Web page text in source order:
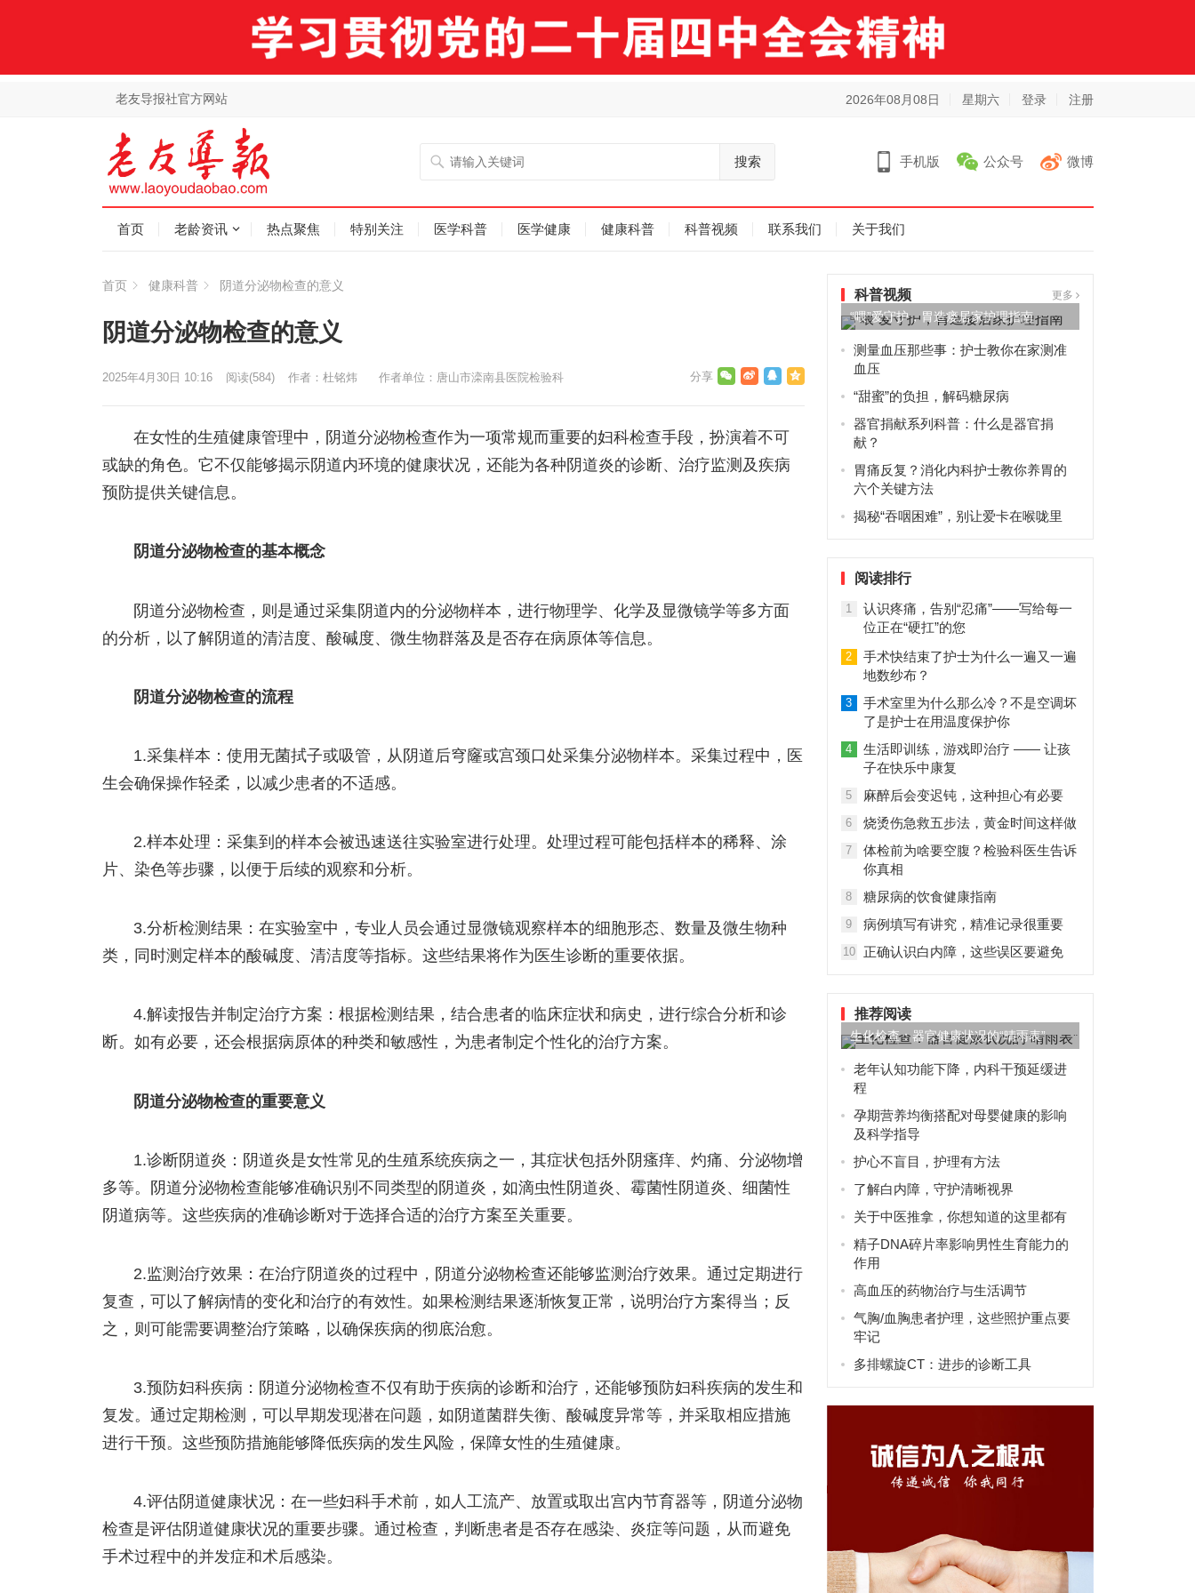
老友导报社官方网站 2026年08月08日 星期六 登录 注册
搜索 手机版 公众号 微博
首页 老龄资讯 热点聚焦 特别关注 医学科普 医学健康 健康科普 科普视频 联系我们 关于我们
首页 健康科普 阴道分泌物检查的意义
阴道分泌物检查的意义
作者：杜铭炜 作者单位：唐山市滦南县医院检验科
2025年4月30日 10:16 阅读(584)
在女性的生殖健康管理中，阴道分泌物检查作为一项常规而重要的妇科检查手段，扮演着不可
或缺的角色。它不仅能够揭示阴道内环境的健康状况，还能为各种阴道炎的诊断、治疗监测及疾病
预防提供关键信息。
阴道分泌物检查的基本概念
阴道分泌物检查，则是通过采集阴道内的分泌物样本，进行物理学、化学及显微镜学等多方面
的分析，以了解阴道的清洁度、酸碱度、微生物群落及是否存在病原体等信息。
阴道分泌物检查的流程
1.采集样本：使用无菌拭子或吸管，从阴道后穹窿或宫颈口处采集分泌物样本。采集过程中，医
生会确保操作轻柔，以减少患者的不适感。
2.样本处理：采集到的样本会被迅速送往实验室进行处理。处理过程可能包括样本的稀释、涂
片、染色等步骤，以便于后续的观察和分析。
3.分析检测结果：在实验室中，专业人员会通过显微镜观察样本的细胞形态、数量及微生物种
类，同时测定样本的酸碱度、清洁度等指标。这些结果将作为医生诊断的重要依据。
4.解读报告并制定治疗方案：根据检测结果，结合患者的临床症状和病史，进行综合分析和诊
断。如有必要，还会根据病原体的种类和敏感性，为患者制定个性化的治疗方案。
阴道分泌物检查的重要意义
1.诊断阴道炎：阴道炎是女性常见的生殖系统疾病之一，其症状包括外阴瘙痒、灼痛、分泌物增
多等。阴道分泌物检查能够准确识别不同类型的阴道炎，如滴虫性阴道炎、霉菌性阴道炎、细菌性
阴道病等。这些疾病的准确诊断对于选择合适的治疗方案至关重要。
2.监测治疗效果：在治疗阴道炎的过程中，阴道分泌物检查还能够监测治疗效果。通过定期进行
复查，可以了解病情的变化和治疗的有效性。如果检测结果逐渐恢复正常，说明治疗方案得当；反
之，则可能需要调整治疗策略，以确保疾病的彻底治愈。
3.预防妇科疾病：阴道分泌物检查不仅有助于疾病的诊断和治疗，还能够预防妇科疾病的发生和
复发。通过定期检测，可以早期发现潜在问题，如阴道菌群失衡、酸碱度异常等，并采取相应措施
进行干预。这些预防措施能够降低疾病的发生风险，保障女性的生殖健康。
4.评估阴道健康状况：在一些妇科手术前，如人工流产、放置或取出宫内节育器等，阴道分泌物
检查是评估阴道健康状况的重要步骤。通过检查，判断患者是否存在感染、炎症等问题，从而避免
手术过程中的并发症和术后感染。
科普视频 更多
“喂”爱守护，胃造瘘居家护理指南
测量血压那些事：护士教你在家测准
血压
“甜蜜”的负担，解码糖尿病
器官捐献系列科普：什么是器官捐
献？
胃痛反复？消化内科护士教你养胃的
六个关键方法
揭秘“吞咽困难”，别让爱卡在喉咙里
阅读排行
1
认识疼痛，告别“忍痛”——写给每一
位正在“硬扛”的您
2
手术快结束了护士为什么一遍又一遍
地数纱布？
3
手术室里为什么那么冷？不是空调坏
了是护士在用温度保护你
4
生活即训练，游戏即治疗 —— 让孩
子在快乐中康复
5 麻醉后会变迟钝，这种担心有必要
6 烧烫伤急救五步法，黄金时间这样做
7
体检前为啥要空腹？检验科医生告诉
你真相
8 糖尿病的饮食健康指南
9 病例填写有讲究，精准记录很重要
10 正确认识白内障，这些误区要避免
推荐阅读
生化检查：器官健康状况的“晴雨表”
老年认知功能下降，内科干预延缓进
程
孕期营养均衡搭配对母婴健康的影响
及科学指导
护心不盲目，护理有方法
了解白内障，守护清晰视界
关于中医推拿，你想知道的这里都有
精子DNA碎片率影响男性生育能力的
作用
高血压的药物治疗与生活调节
气胸/血胸患者护理，这些照护重点要
牢记
多排螺旋CT：进步的诊断工具